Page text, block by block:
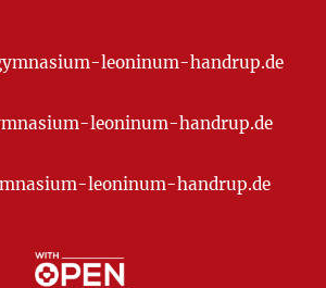
leoninum-handrup.de
leoninum-handrup.de
leoninum-handrup.de